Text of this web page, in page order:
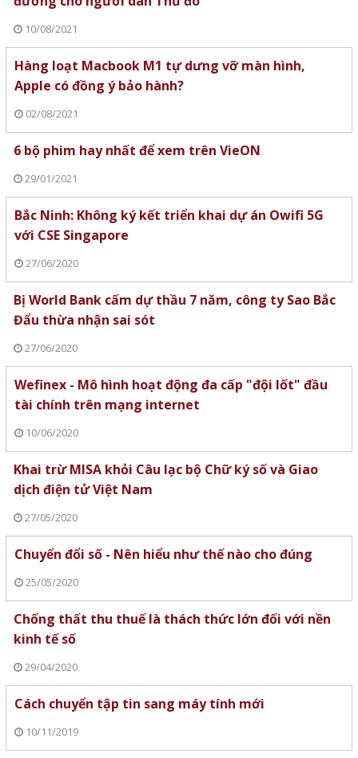
10/08/2021
Hàng loạt Macbook M1 tự dưng vỡ màn hình,
Apple có đồng ý bảo hành?
02/08/2021
6 bộ phim hay nhất để xem trên VieON
29/01/2021
Bắc Ninh: Không ký kết triển khai dự án Owifi 5G
với CSE Singapore
27/06/2020
Bị World Bank cấm dự thầu 7 năm, công ty Sao Bắc
Đẩu thừa nhận sai sót
27/06/2020
Wefinex - Mô hình hoạt động đa cấp "đội lốt" đầu
tài chính trên mạng internet
10/06/2020
Khai trừ MISA khỏi Câu lạc bộ Chữ ký số và Giao
dịch điện tử Việt Nam
27/05/2020
Chuyển đổi số - Nên hiểu như thế nào cho đúng
25/05/2020
Chống thất thu thuế là thách thức lớn đối với nền
kinh tế số
29/04/2020
Cách chuyển tập tin sang máy tính mới
10/11/2019